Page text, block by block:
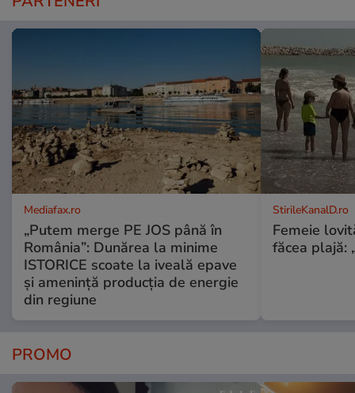
Mediafax.ro
„Putem merge PE JOS până în
România”: Dunărea la minime
ISTORICE scoate la iveală epave
și amenință producția de energie
din regiune
StirileKanalD.ro
Femeie
făcea plajă:
PROMO